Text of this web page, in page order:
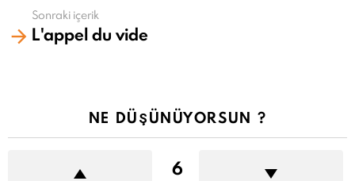
Sonraki içerik
L'appel du vide
NE DÜŞÜNÜYORSUN ?
6